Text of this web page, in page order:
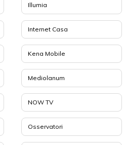
Illumia
Internet Casa
Kena Mobile
Mediolanum
NOW TV
Osservatori